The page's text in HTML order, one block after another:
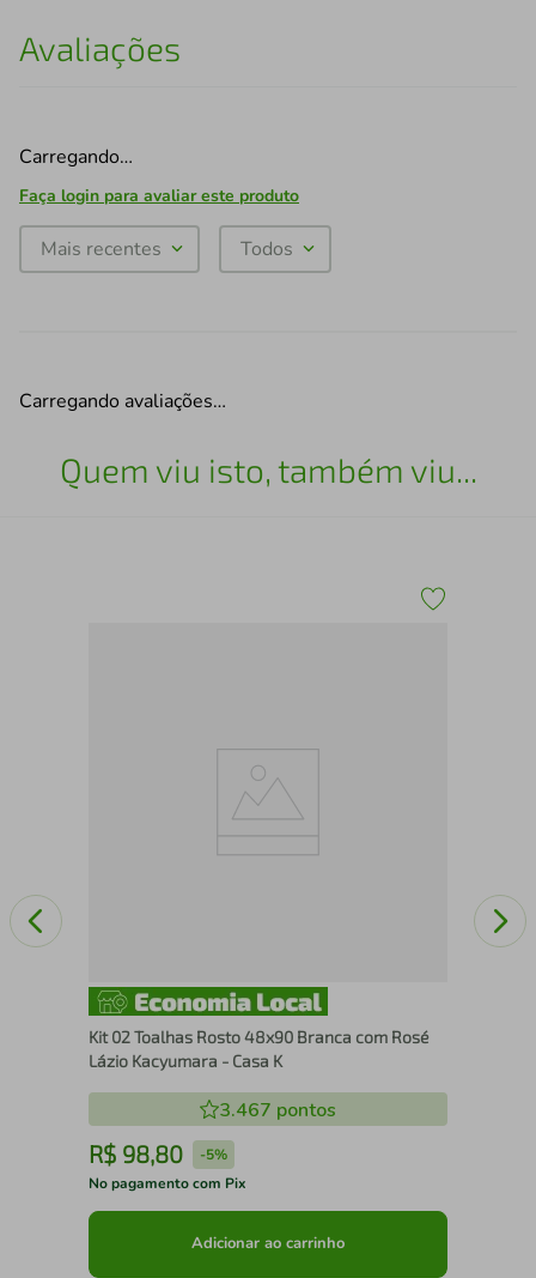
Avaliações
Carregando…
Faça login para avaliar este produto
Mais recentes Todos
Carregando avaliações…
Quem viu isto, também viu...
Kit 02 Toalhas Rosto 48x90 Branca com Rosé
Lázio Kacyumara - Casa K
3.467 pontos
R$ 98,80 -5%
No pagamento com Pix
Adicionar ao carrinho